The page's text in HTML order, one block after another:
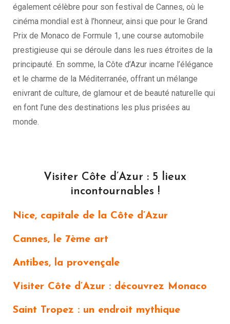
également célèbre pour son festival de Cannes, où le
cinéma mondial est à l’honneur, ainsi que pour le Grand
Prix de Monaco de Formule 1, une course automobile
prestigieuse qui se déroule dans les rues étroites de la
principauté. En somme, la Côte d’Azur incarne l’élégance
et le charme de la Méditerranée, offrant un mélange
enivrant de culture, de glamour et de beauté naturelle qui
en font l’une des destinations les plus prisées au
monde.
Visiter Côte d’Azur : 5 lieux
incontournables !
Nice, capitale de la Côte d’Azur
Cannes, le 7ème art
Antibes, la provençale
Visiter Côte d’Azur : découvrez Monaco
Saint Tropez : un endroit mythique